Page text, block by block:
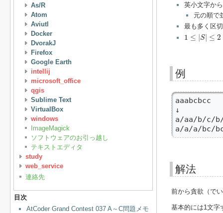
As/R
Atom
Aviutl
Docker
DvorakJ
Firefox
Google Earth
intellij
microsoft_office
qgis
Sublime Text
VirtualBox
windows
ImageMagick
ソフトウェアのお引っ越し
テキストエディタ
study
web_service
連絡先
目次
AtCoder Grand Contest 037 A～C問題メモ
英小文字か
元の順で
最も多く区
1 ≤ |S| ≤ 2
1 S| ≤2 ×10
例
aaabcbcc
↓
a/aa/b/c/b/
a/a/a/bc/bc/
解法
前から貪欲（で
基本的には1文字